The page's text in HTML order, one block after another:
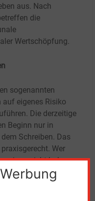
aus. Nach
die
Wertschöpfung.
sogenannten
eigenes Risiko
Die derzeitige
Beginn nur in
Schreiben. Das
Wer
eingereicht habe
sowie gesicherte
monatelang auf die